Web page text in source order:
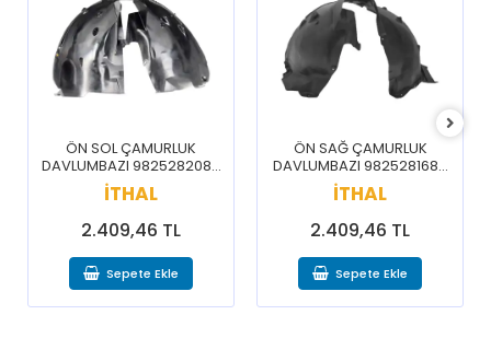
ÖN SOL ÇAMURLUK
DAVLUMBAZI 9825282080
/ 3008 5008 16-20
İTHAL
2.409,46 TL
Sepete Ekle
ÖN SAĞ ÇAMURLUK
DAVLUMBAZI 9825281680
/ 3008 5008 16-20
İTHAL
2.409,46 TL
Sepete Ekle